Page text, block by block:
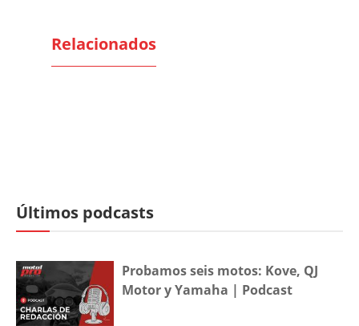
Relacionados
Últimos podcasts
Probamos seis motos: Kove, QJ
Motor y Yamaha | Podcast